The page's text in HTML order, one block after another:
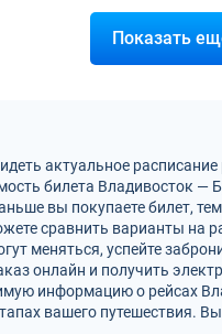
Показать
актуальное
билета Владивосток —
вы покупаете билет,
сравнить варианты на
меняться, успейте
онлайн и получить
информацию о рейсах
вашего путешествия.